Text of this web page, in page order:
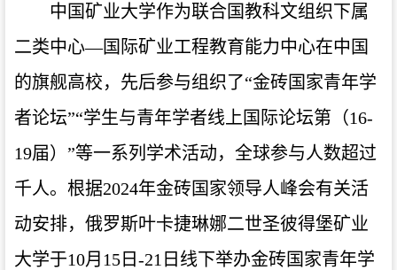
中国矿业大学作为联合国教科文组织下属
二类中心—国际矿业工程教育能力中心在中国
的旗舰高校，先后参与组织了“金砖国家青年学
者论坛”“学生与青年学者线上国际论坛第（16-
19届）”等一系列学术活动，全球参与人数超过
千人。根据2024年金砖国家领导人峰会有关活
动安排，俄罗斯叶卡捷琳娜二世圣彼得堡矿业
大学于10月15日-21日线下举办金砖国家青年学